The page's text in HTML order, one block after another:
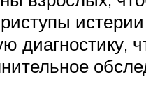
диагностику,